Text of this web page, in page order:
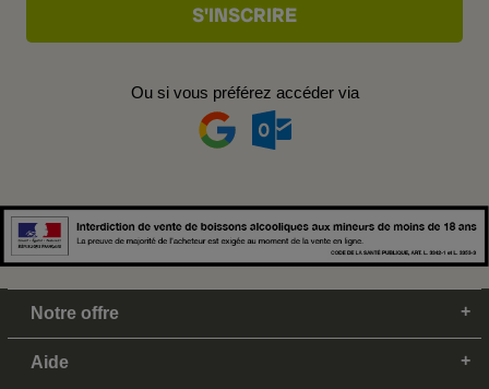
Ou si vous préférez accéder via
Notre offre
Aide